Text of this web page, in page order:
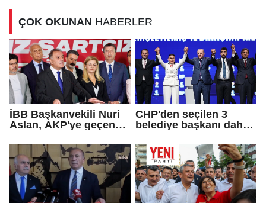
ÇOK OKUNAN HABERLER
İBB Başkanvekili Nuri
Aslan, AKP'ye geçen
iddialarına yanıt verdi
CHP'den seçilen 3
belediye başkanı daha